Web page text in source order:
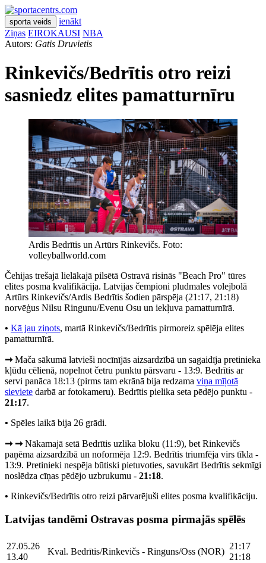
sporta veids
ienākt
Ziņas EIROKAUSI NBA
Autors: Gatis Druvietis
Rinkevičs/Bedrītis otro reizi
sasniedz elites pamatturnīru
Ardis Bedrītis un Artūrs Rinkevičs. Foto:
volleyballworld.com
Čehijas trešajā lielākajā pilsētā Ostravā risinās "Beach Pro" tūres
elites posma kvalifikācija. Latvijas čempioni pludmales volejbolā
Artūrs Rinkevičs/Ardis Bedrītis šodien pārspēja (21:17, 21:18)
norvēģus Nilsu Ringunu/Evenu Osu un iekļuva pamatturnīrā.
• Kā jau ziņots, martā Rinkevičs/Bedrītis pirmoreiz spēlēja elites
pamatturnīrā.
➞Mača sākumā latvieši nocīnījās aizsardzībā un sagaidīja pretinieka
kļūdu cēlienā, nopelnot četru punktu pārsvaru - 13:9. Bedrītis ar
servi panāca 18:13 (pirms tam ekrānā bija redzama viņa mīļotā
sieviete darbā ar fotokameru). Bedrītis pielika seta pēdējo punktu -
21:17.
• Spēles laikā bija 26 grādi.
➞ ➞Nākamajā setā Bedrītis uzlika bloku (11:9), bet Rinkevičs
paņēma aizsardzībā un noformēja 12:9. Bedrītis triumfēja virs tīkla -
13:9. Pretinieki nespēja būtiski pietuvoties, savukārt Bedrītis sekmīgi
noslēdza cīņas pēdējo uzbrukumu - 21:18.
• Rinkevičs/Bedrītis otro reizi pārvarējuši elites posma kvalifikāciju.
Latvijas tandēmi Ostravas posma pirmajās spēlēs
27.05.26
13.40
Kval. Bedrītis/Rinkevičs - Ringuns/Oss (NOR)
21:17
21:18